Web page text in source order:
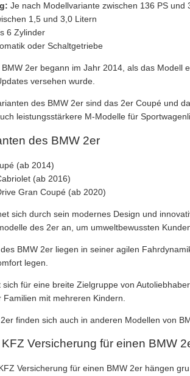
Je nach Modellvariante zwischen 136 PS und
1,5 und 3,0 Litern
6 Zylinder
oder Schaltgetriebe
2er begann im Jahr 2014, als das
versehen wurde.
des BMW 2er sind das 2er Coupé und
leistungsstärkere M-Modelle für
des BMW 2er
(ab 2014)
(ab 2016)
Gran Coupé (ab 2020)
sich durch sein modernes Design und
des 2er an, um umweltbewussten
BMW 2er liegen in seiner agilen
legen.
sich für eine breite Zielgruppe von
mit mehreren Kindern.
finden sich auch in anderen Modellen von
Versicherung für einen BMW
Versicherung für einen BMW 2er hängen